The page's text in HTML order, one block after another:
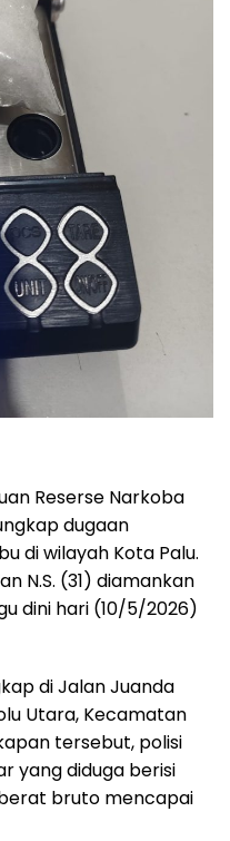
Reserse Narkoba
dugaan
di wilayah Kota Palu.
N.S. (31) diamankan
dini hari (10/5/2026)
di Jalan Juanda
Utara, Kecamatan
tersebut, polisi
yang diduga berisi
bruto mencapai